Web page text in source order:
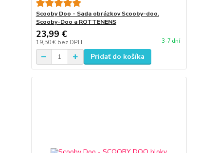
Scooby Doo - Sada obrázkov Scooby-doo.
Scooby-Doo a ROTTENENS
23,99 €
19,50 € bez DPH 3-7 dní
Pridať do košíka